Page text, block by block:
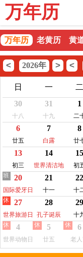
万年历
万年历 老黄历 黄
< 2026年 > <
日 一 二
30
十八
31
十九
1
二
6
廿五
7
白露
8
廿
13
初三
14
世界清洁地
球日
15
初
20
国际爱牙日
班 21
十一
22
十
27
世界旅游日
休 28
孔子诞辰
29
十
4
世界动物日
休 5
廿五
休 6
老
休